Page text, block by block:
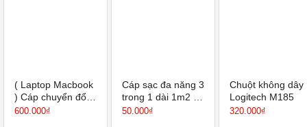
( Laptop Macbook
) Cáp chuyển đổi
SSK SC103 USB
600.000₫
Cáp sạc đa năng 3
trong 1 dài 1m2 từ
USB ra Type C,
50.000₫
Chuột không dây
Logitech M185
320.000₫